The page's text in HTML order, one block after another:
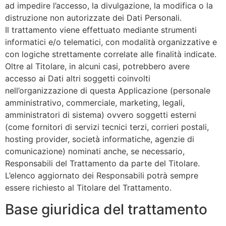
ad impedire l’accesso, la divulgazione, la modifica o la
distruzione non autorizzate dei Dati Personali.
Il trattamento viene effettuato mediante strumenti
informatici e/o telematici, con modalità organizzative e
con logiche strettamente correlate alle finalità indicate.
Oltre al Titolare, in alcuni casi, potrebbero avere
accesso ai Dati altri soggetti coinvolti
nell’organizzazione di questa Applicazione (personale
amministrativo, commerciale, marketing, legali,
amministratori di sistema) ovvero soggetti esterni
(come fornitori di servizi tecnici terzi, corrieri postali,
hosting provider, società informatiche, agenzie di
comunicazione) nominati anche, se necessario,
Responsabili del Trattamento da parte del Titolare.
L’elenco aggiornato dei Responsabili potrà sempre
essere richiesto al Titolare del Trattamento.
Base giuridica del trattamento